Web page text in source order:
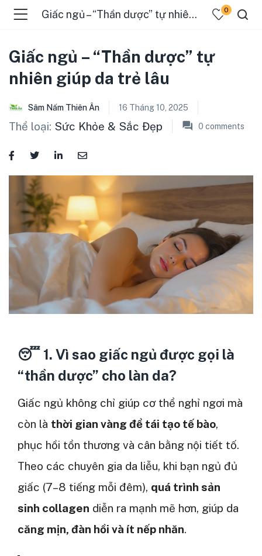
Giấc ngủ – “Thần dược” tự nhiên giúp da trẻ lâu 0
Giấc ngủ – “Thần dược” tự
nhiên giúp da trẻ lâu
Sâm Nấm Thiên Ân 16 Tháng 10, 2025
Thể loại: Sức Khỏe & Sắc Đẹp 0 comments
😴 1. Vì sao giấc ngủ được gọi là
“thần dược” cho làn da?
Giấc ngủ không chỉ giúp cơ thể nghỉ ngơi mà
còn là thời gian vàng để tái tạo tế bào,
phục hồi tổn thương và cân bằng nội tiết tố.
Theo các chuyên gia da liễu, khi bạn ngủ đủ
giấc (7–8 tiếng mỗi đêm), quá trình sản
sinh collagen diễn ra mạnh mẽ hơn, giúp da
căng mịn, đàn hồi và ít nếp nhăn.